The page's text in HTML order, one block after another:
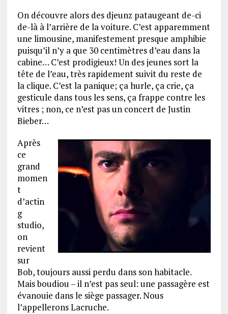
On découvre alors des djeunz pataugeant de-ci
de-là à l’arrière de la voiture. C’est apparemment
une limousine, manifestement presque amphibie
puisqu’il n’y a que 30 centimètres d’eau dans la
cabine… C’est prodigieux! Un des jeunes sort la
tête de l’eau, très rapidement suivit du reste de
la clique. C’est la panique; ça hurle, ça crie, ça
gesticule dans tous les sens, ça frappe contre les
vitres ; non, ce n’est pas un concert de Justin
Bieber…
Après
ce
grand
momen
t
d’actin
g
studio,
on
revient
sur
Bob, toujours aussi perdu dans son habitacle.
Mais boudiou – il n’est pas seul: une passagère est
évanouie dans le siège passager. Nous
l’appellerons Lacruche.